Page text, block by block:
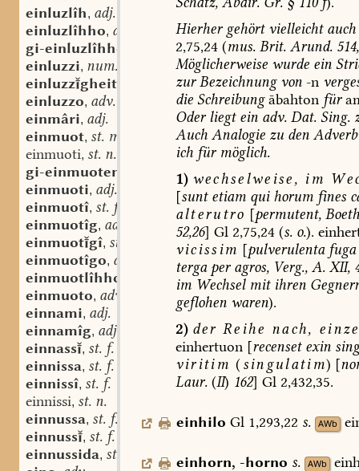
einluzlîh, adj.
einluzlîhho, adv.
gi-einluzlîhhôn
einluzzi, num. distrib., adj.
einluzzgheit
einluzzo, adv.
einmâri, adj.
einmuot, st. m. oder n.
einmuoti, st. n.
gi-einmuoten
einmuoti, adj.
einmuotî, st. f.
einmuotîg, adj.
einmuotgî, st. f.
einmuotîgo, adv.
einmuotlîhho
einmuoto, adv.
einnami, adj.
einnamîg, adj.
einnass, st. f. oder st. n.
einnissa, st. f.
einnissî, st. f.
einnissi, st. n.
einnussa, st. f.
einnuss, st. f. oder st. n.
einnussida, st. f.
Hierhergehörtvielleichtauch
2,75,24 (mus.Brit.Arund.514,
Möglicherweise wurdeein
zurBezeichnungvon-n
dieSchreibungābahton für
Oderliegteinadv.Dat.Sing.
AuchAnalogiezuden
ich fürmöglich.
1) wechselweise, im
[sunt etiamquihorumfines
alterutro [permutent,
52,26] Gl2,75,24(s.o.).
vicissim [pulverulentafuga
tergaperagros,Verg.,A.XII,
im Wechselmitihren
geflohenwaren).
2) der Reihe nach,
einhertuon [recensetexin
viritim ( singulatim) [
Laur.(II) 162] Gl2,432,35.
einhilo Gl 1,293,22 s. AWb
einhorn, -horno s. AWb